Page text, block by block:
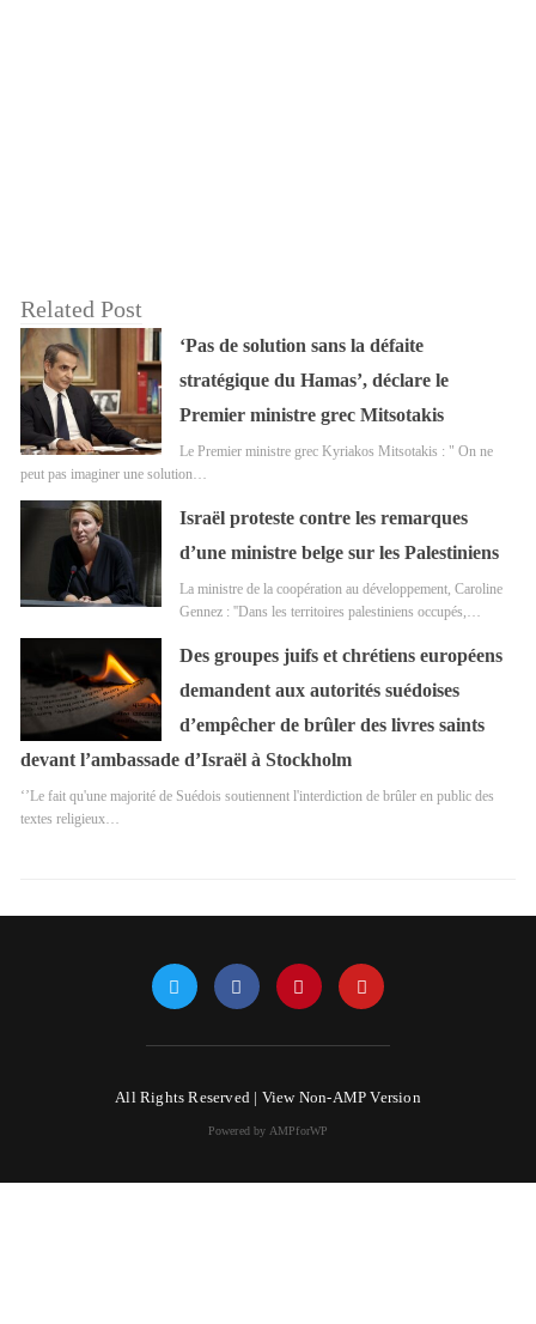
Related Post
‘Pas de solution sans la défaite
stratégique du Hamas’, déclare le
Premier ministre grec Mitsotakis
Le Premier ministre grec Kyriakos Mitsotakis : " On ne
peut pas imaginer une solution…
Israël proteste contre les remarques
d’une ministre belge sur les Palestiniens
La ministre de la coopération au développement, Caroline
Gennez : ''Dans les territoires palestiniens occupés,…
Des groupes juifs et chrétiens européens
demandent aux autorités suédoises
d’empêcher de brûler des livres saints
devant l’ambassade d’Israël à Stockholm
‘’Le fait qu'une majorité de Suédois soutiennent l'interdiction de brûler en public des
textes religieux…
All Rights Reserved | View Non-AMP Version
Powered by AMPforWP